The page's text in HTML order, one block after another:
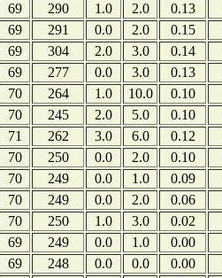
69 290 1.0 2.0 0.13
69 291 0.0 2.0 0.15
69 304 2.0 3.0 0.14
69 277 0.0 3.0 0.13
70 264 1.0 10.0 0.10
70 245 2.0 5.0 0.10
71 262 3.0 6.0 0.12
70 250 0.0 2.0 0.10
70 249 0.0 1.0 0.09
70 249 0.0 2.0 0.06
70 250 1.0 3.0 0.02
69 249 0.0 1.0 0.00
69 248 0.0 0.0 0.00